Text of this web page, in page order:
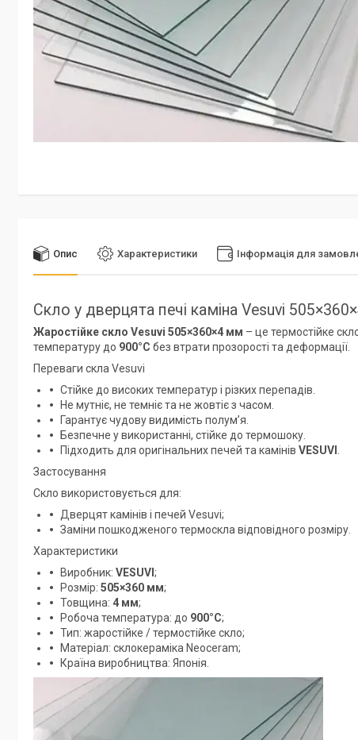
Опис Характеристики Інформація для
Скло у дверцята печі каміна Vesuvi
Жаростійке скло Vesuvi 505×360×4 мм – це термостійке
температуру до 900°C без втрати прозорості та деформації.
Переваги скла Vesuvi
Стійке до високих температур і різких перепадів.
Не мутніє, не темніє та не жовтіє з часом.
Гарантує чудову видимість полум’я.
Безпечне у використанні, стійке до термошоку.
Підходить для оригінальних печей та камінів VESUVI
Застосування
Скло використовується для:
Дверцят камінів і печей Vesuvi;
Заміни пошкодженого термоскла відповідного розміру.
Характеристики
Виробник: VESUVI ;
Розмір: 505×360 мм;
Товщина: 4 мм;
Робоча температура: до 900°C;
Тип: жаростійке / термостійке скло;
Матеріал: склокераміка Neoceram;
Країна виробництва: Японія.